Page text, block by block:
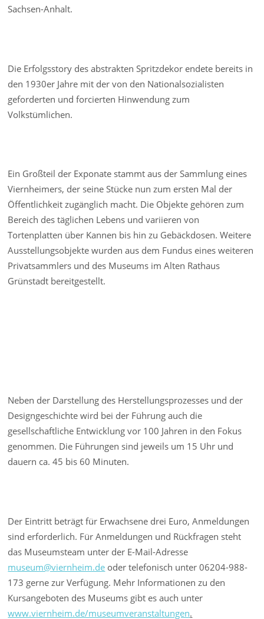
Sachsen-Anhalt.
Die Erfolgsstory des abstrakten Spritzdekor endete bereits in
den 1930er Jahre mit der von den Nationalsozialisten
geforderten und forcierten Hinwendung zum
Volkstümlichen.
Ein Großteil der Exponate stammt aus der Sammlung eines
Viernheimers, der seine Stücke nun zum ersten Mal der
Öffentlichkeit zugänglich macht. Die Objekte gehören zum
Bereich des täglichen Lebens und variieren von
Tortenplatten über Kannen bis hin zu Gebäckdosen. Weitere
Ausstellungsobjekte wurden aus dem Fundus eines weiteren
Privatsammlers und des Museums im Alten Rathaus
Grünstadt bereitgestellt.
Neben der Darstellung des Herstellungsprozesses und der
Designgeschichte wird bei der Führung auch die
gesellschaftliche Entwicklung vor 100 Jahren in den Fokus
genommen. Die Führungen sind jeweils um 15 Uhr und
dauern ca. 45 bis 60 Minuten.
Der Eintritt beträgt für Erwachsene drei Euro, Anmeldungen
sind erforderlich. Für Anmeldungen und Rückfragen steht
das Museumsteam unter der E-Mail-Adresse
museum@viernheim.de oder telefonisch unter 06204-988-
173 gerne zur Verfügung. Mehr Informationen zu den
Kursangeboten des Museums gibt es auch unter
www.viernheim.de/museumveranstaltungen.